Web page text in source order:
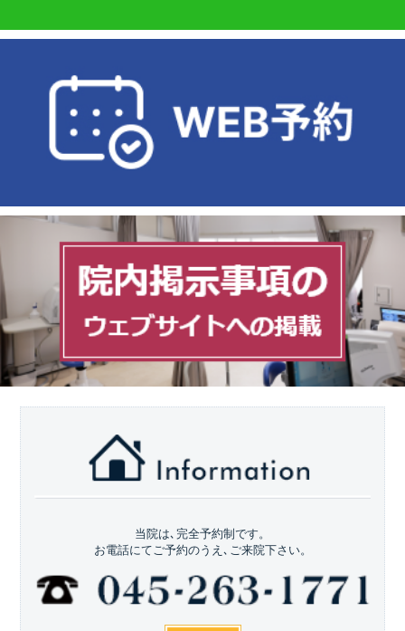
当院は､完全予約制です。
お電話にてご予約のうえ､ご来院下さい。